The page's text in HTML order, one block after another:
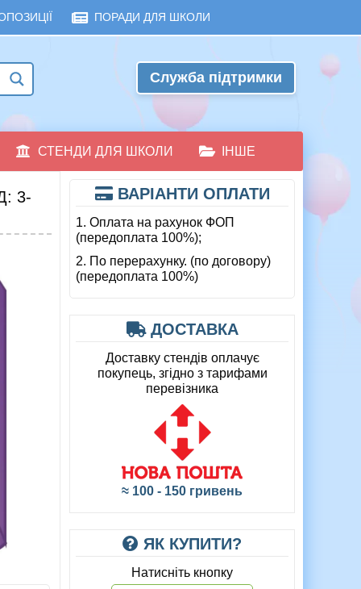
ПОРАДИ ДЛЯ ШКОЛИ
Служба підтримки
СТЕНДИ ДЛЯ ШКОЛИ ІНШЕ
3- ВАРІАНТИ ОПЛАТИ
1. Оплата на рахунок ФОП
(передоплата 100%);
2. По перерахунку. (по договору)
(передоплата 100%)
ДОСТАВКА
Доставку стендів оплачує
покупець, згідно з тарифами
перевізника
≈ 100 - 150 гривень
ЯК КУПИТИ?
Натисніть кнопку